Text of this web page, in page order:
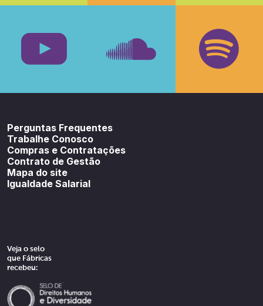
Facebook
Perguntas Frequentes
Trabalhe Conosco
Compras e Contratações
Contrato de Gestão
Mapa do site
Igualdade Salarial
Veja o selo
que Fábricas
recebeu: